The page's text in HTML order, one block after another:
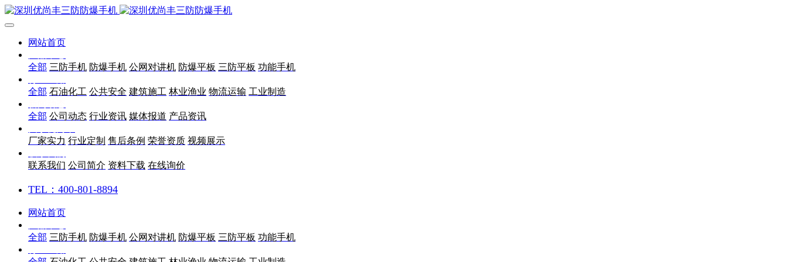
网站首页
全部 三防手机 防爆手机 公网对讲机 防爆平板 三防平板 功能手机
全部 石油化工 公共安全 建筑施工 林业渔业 物流运输 工业制造
全部 公司动态 行业资讯 媒体报道 产品资讯
厂家实力 行业定制 售后条例 荣誉资质 视频展示
联系我们 公司简介 资料下载 在线询价
TEL：400-801-8894
网站首页
全部 三防手机 防爆手机 公网对讲机 防爆平板 三防平板 功能手机